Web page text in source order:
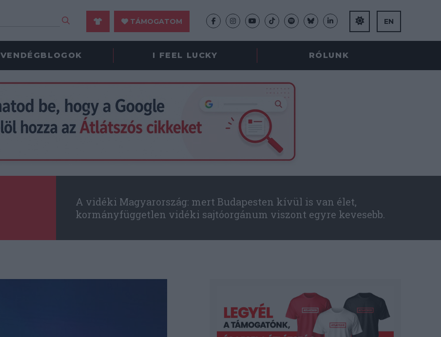
TÁMOGATOM EN
VENDÉGBLOGOK I FEEL LUCKY RÓLUNK
A vidéki Magyarország: mert Budapesten kívül is van élet,
kormányfüggetlen vidéki sajtóorgánum viszont egyre kevesebb.